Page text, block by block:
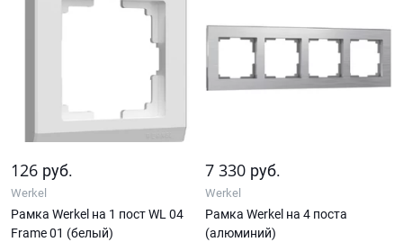
126 руб.
Werkel
Рамка Werkel на 1 пост WL 04
Frame 01 (белый)
7 330 руб.
Werkel
Рамка Werkel на 4 поста
(алюминий)